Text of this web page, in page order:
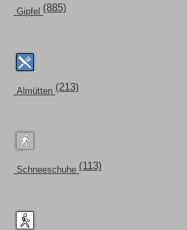
Gipfel (885)
Almütten (213)
Schneeschuhe (113)